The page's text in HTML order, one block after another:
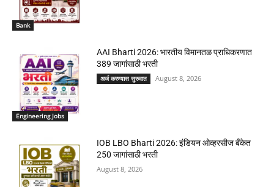
Bank
Engineering Jobs
AAI Bharti 2026: भारतीय विमानतळ प्राधिकरणात
389 जागांसाठी भरती
अर्ज करण्यास सुरुवात August 8, 2026
IOB LBO Bharti 2026: इंडियन ओव्हरसीज बँकेत
250 जागांसाठी भरती
August 8, 2026